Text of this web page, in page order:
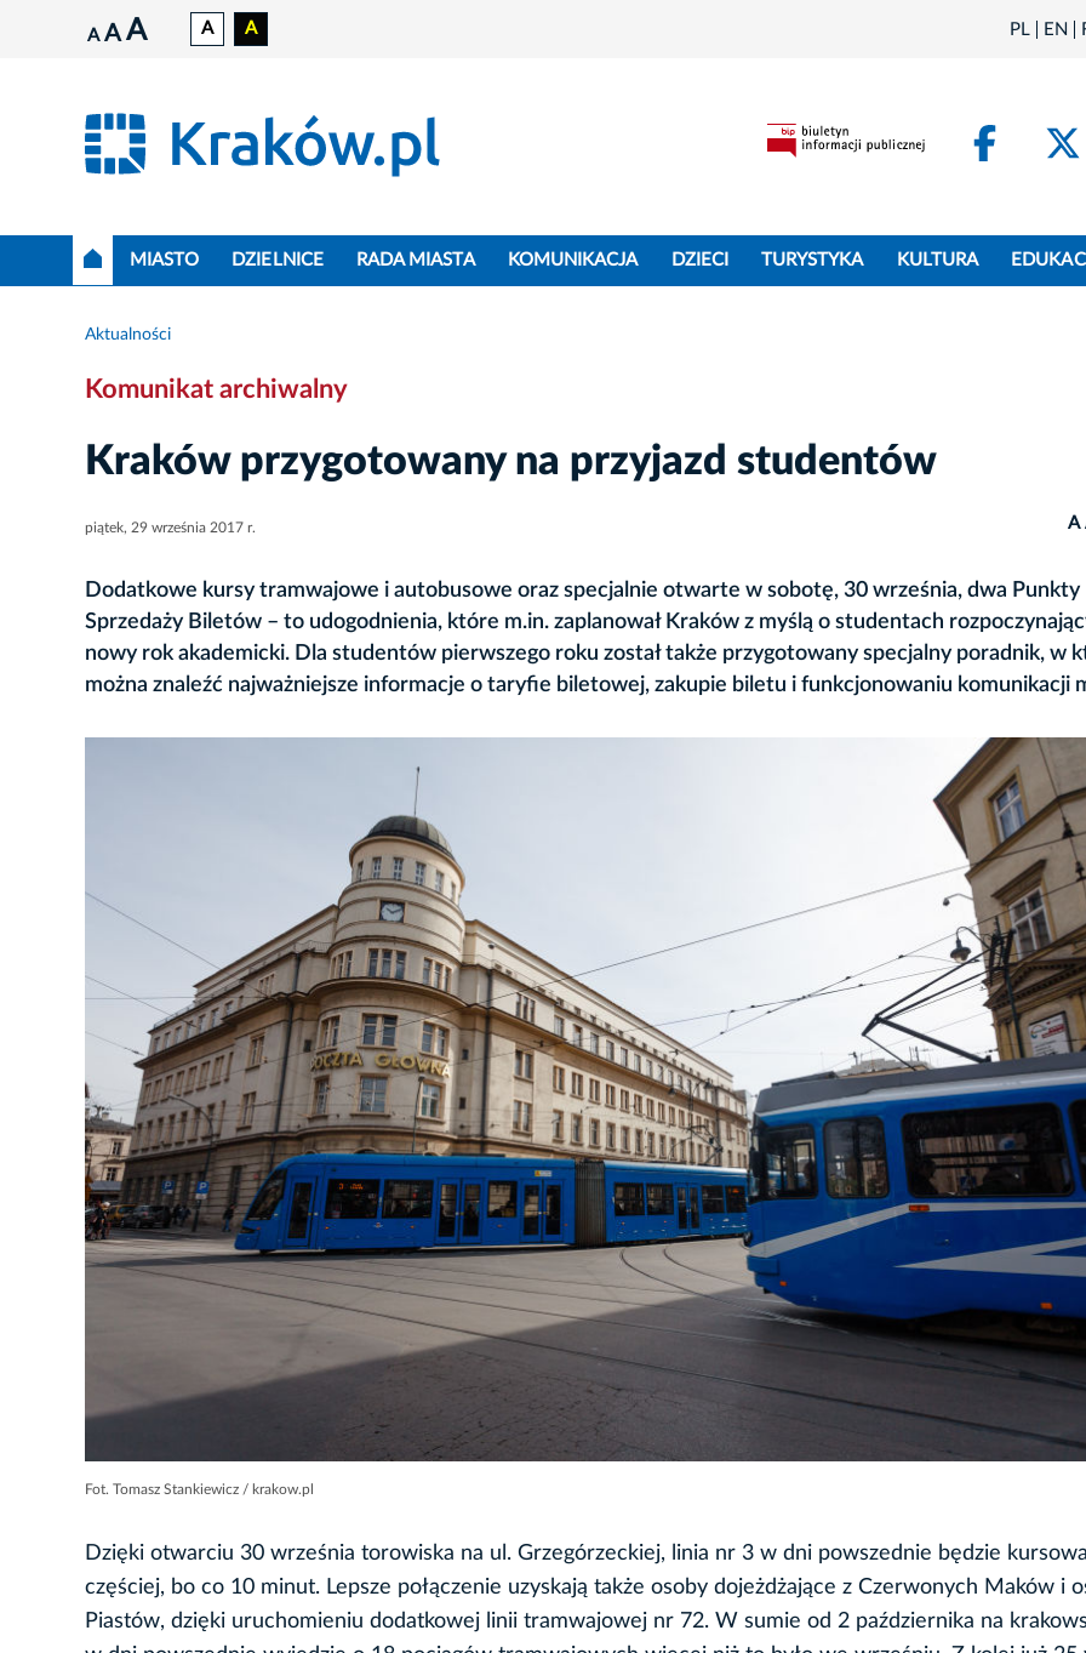
A A A A A PL EN
MIASTO DZIELNICE RADA MIASTA KOMUNIKACJA DZIECI TURYSTYKA KULTURA
Aktualności
Komunikat archiwalny
Kraków przygotowany na przyjazd studentów
piątek, 29 września 2017 r. A
Dodatkowe kursy tramwajowe i autobusowe oraz specjalnie otwarte w sobotę, 30 września, dwa Punkty
Sprzedaży Biletów – to udogodnienia, które m.in. zaplanował Kraków z myślą o studentach
nowy rok akademicki. Dla studentów pierwszego roku został także przygotowany specjalny poradnik, w
można znaleźć najważniejsze informacje o taryfie biletowej, zakupie biletu i funkcjonowaniu komunikacji
Fot. Tomasz Stankiewicz / krakow.pl
Dzięki otwarciu 30 września torowiska na ul. Grzegórzeckiej, linia nr 3 w dni powszednie będzie
częściej, bo co 10 minut. Lepsze połączenie uzyskają także osoby dojeżdżające z Czerwonych Maków i
Piastów, dzięki uruchomieniu dodatkowej linii tramwajowej nr 72. W sumie od 2 października na